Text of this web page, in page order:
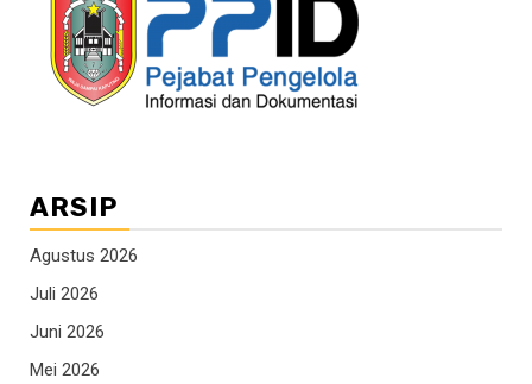
ARSIP
Agustus 2026
Juli 2026
Juni 2026
Mei 2026